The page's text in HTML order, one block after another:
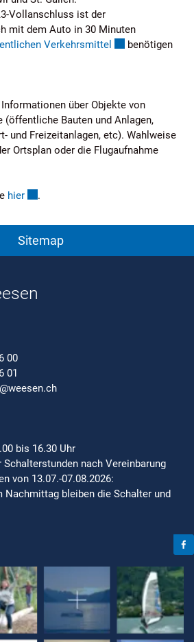
Vollanschluss ist der
mit dem Auto in 30 Minuten
Verkehrsmittel Externer Link
benötigen
über Objekte von
(öffentliche Bauten und Anlagen,
und Freizeitanlagen, etc). Wahlweise
Ortsplan oder die Flugaufnahme
hierExterner Link wird in einem neuen
.
Sitemap
00
01
bis 16.30 Uhr
nach Vereinbarung
von 13.07.-07.08.2026:
Nachmittag bleiben die Schalter und